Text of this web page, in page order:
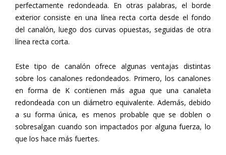
perfectamente redondeada. En otras palabras, el borde
exterior consiste en una línea recta corta desde el fondo
del canalón, luego dos curvas opuestas, seguidas de otra
línea recta corta.
Este tipo de canalón ofrece algunas ventajas distintas
sobre los canalones redondeados. Primero, los canalones
en forma de K contienen más agua que una canaleta
redondeada con un diámetro equivalente. Además, debido
a su forma única, es menos probable que se doblen o
sobresalgan cuando son impactados por alguna fuerza, lo
que los hace más fuertes.